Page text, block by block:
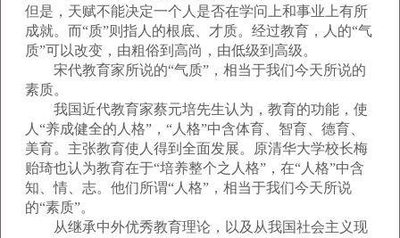
但是，天赋不能决定一个人是否在学问上和事业上有所
成就。而“质”则指人的根底、才质。经过教育，人的“气
质”可以改变，由粗俗到高尚，由低级到高级。
宋代教育家所说的“气质”，相当于我们今天所说的
素质。
我国近代教育家蔡元培先生认为，教育的功能，使
人“养成健全的人格”，“人格”中含体育、智育、德育、
美育。主张教育使人得到全面发展。原清华大学校长梅
贻琦也认为教育在于“培养整个之人格”，在“人格”中含
知、情、志。他们所谓“人格”，相当于我们今天所说
的“素质”。
从继承中外优秀教育理论，以及从我国社会主义现